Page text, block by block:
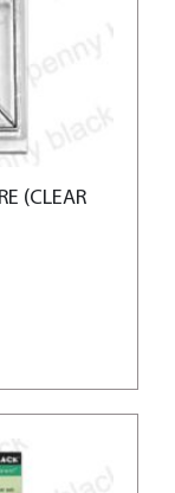
(CLEAR